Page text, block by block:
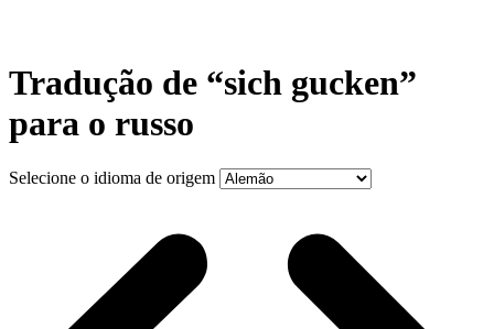
Tradução de “sich gucken”
para o russo
Selecione o idioma de origem